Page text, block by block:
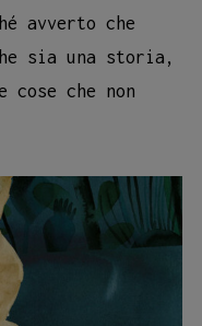
avverto che
sia una storia,
che non